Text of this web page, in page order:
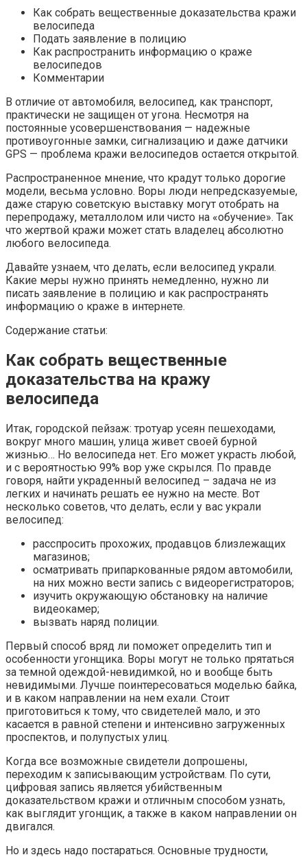
Как собрать вещественные доказательства кражи
велосипеда
Подать заявление в полицию
Как распространить информацию о краже
велосипедов
Комментарии
В отличие от автомобиля, велосипед, как транспорт,
практически не защищен от угона. Несмотря на
постоянные усовершенствования — надежные
противоугонные замки, сигнализацию и даже датчики
GPS — проблема кражи велосипедов остается открытой.
Распространенное мнение, что крадут только дорогие
модели, весьма условно. Воры люди непредсказуемые,
даже старую советскую выставку могут отобрать на
перепродажу, металлолом или чисто на «обучение». Так
что жертвой кражи может стать владелец абсолютно
любого велосипеда.
Давайте узнаем, что делать, если велосипед украли.
Какие меры нужно принять немедленно, нужно ли
писать заявление в полицию и как распространять
информацию о краже в интернете.
Содержание статьи:
Как собрать вещественные
доказательства на кражу
велосипеда
Итак, городской пейзаж: тротуар усеян пешеходами,
вокруг много машин, улица живет своей бурной
жизнью… Но велосипеда нет. Его может украсть любой,
и с вероятностью 99% вор уже скрылся. По правде
говоря, найти украденный велосипед – задача не из
легких и начинать решать ее нужно на месте. Вот
несколько советов, что делать, если у вас украли
велосипед:
расспросить прохожих, продавцов близлежащих
магазинов;
осматривать припаркованные рядом автомобили,
на них можно вести запись с видеорегистраторов;
изучить окружающую обстановку на наличие
видеокамер;
вызвать наряд полиции.
Первый способ вряд ли поможет определить тип и
особенности угонщика. Воры могут не только прятаться
за темной одеждой-невидимкой, но и вообще быть
невидимыми. Лучше поинтересоваться моделью байка,
и в каком направлении на нем ехали. Стоит
приготовиться к тому, что свидетелей мало, и это
касается в равной степени и интенсивно загруженных
проспектов, и полупустых улиц.
Когда все возможные свидетели допрошены,
переходим к записывающим устройствам. По сути,
цифровая запись является убийственным
доказательством кражи и отличным способом узнать,
как выглядит угонщик, а также в каком направлении он
двигался.
Но и здесь надо постараться. Основные трудности,